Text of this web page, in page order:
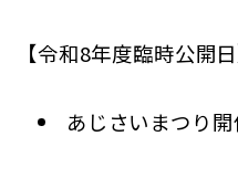
【令和8年度臨時公開日
あじさいまつり